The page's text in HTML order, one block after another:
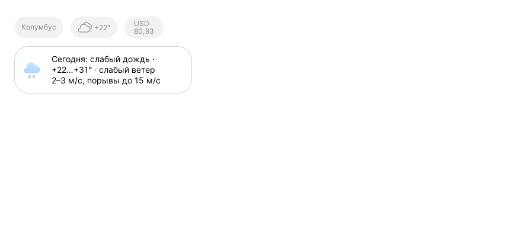
Колумбус +22°
Курсы ЦБ
РФ
USD
80,93
Сегодня: слабый дождь ·
+22⁠…⁠+31⁠° · слабый ветер
2⁠–⁠3 м⁠/⁠с, порывы до 15 м⁠/⁠с